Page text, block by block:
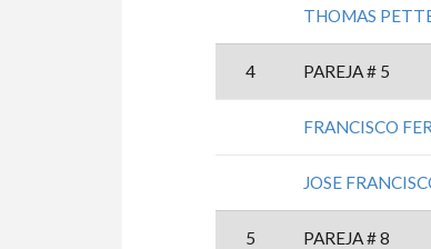
THOMAS
4 PAREJA # 5
FRANCISCO
JOSE
5 PAREJA # 8